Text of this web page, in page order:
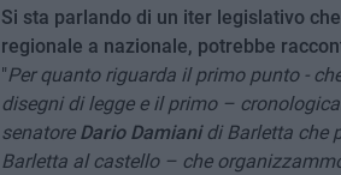
Si sta parlando di un iter legislativo
regionale a nazionale, potrebbe
"Per quanto riguarda il primo punto -
disegni di legge e il primo –
senatore Dario Damianidi Barletta che
Barletta al castello – che